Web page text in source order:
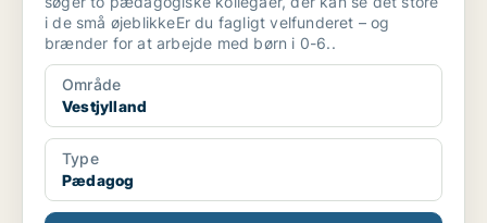
i de små øjeblikkeEr du fagligt velfunderet – og
brænder for at arbejde med børn i 0-6..
Område
Vestjylland
Type
Pædagog